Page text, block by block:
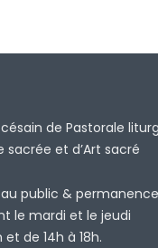
de Pastorale
sacrée et d’Art sacré
public &
le mardi et le jeudi
et de 14h à 18h.